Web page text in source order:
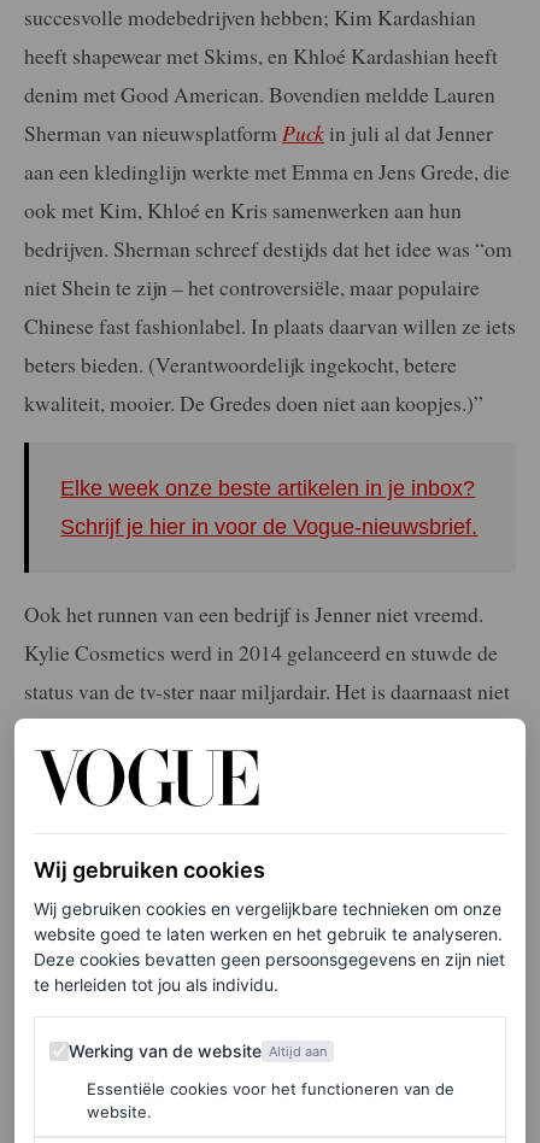
succesvolle modebedrijven hebben; Kim Kardashian
heeft shapewear met Skims, en Khloé Kardashian heeft
denim met Good American. Bovendien meldde Lauren
Sherman van nieuwsplatform Puck in juli al dat Jenner
aan een kledinglijn werkte met Emma en Jens Grede, die
ook met Kim, Khloé en Kris samenwerken aan hun
bedrijven. Sherman schreef destijds dat het idee was “om
niet Shein te zijn – het controversiële, maar populaire
Chinese fast fashionlabel. In plaats daarvan willen ze iets
beters bieden. (Verantwoordelijk ingekocht, betere
kwaliteit, mooier. De Gredes doen niet aan koopjes.)”
Elke week onze beste artikelen in je inbox?
Schrijf je hier in voor de Vogue-nieuwsbrief.
Ook het runnen van een bedrijf is Jenner niet vreemd.
Kylie Cosmetics werd in 2014 gelanceerd en stuwde de
status van de tv-ster naar miljardair. Het is daarnaast niet
zus Kendall Jenner hun tienervriendelijke label Kendall
and Kylie, dat tegenwoordig een submerk van PacSun is
Khy
Op basis van de eerste indrukken lijkt het erop dat Khy
doen denken aan de kleding van Balenciaga of Bottega
Veneta. Toch is het nog te vroeg om op basis van één jas
Wij gebruiken cookies
Wij gebruiken cookies en vergelijkbare technieken om onze
website goed te laten werken en het gebruik te analyseren.
Deze cookies bevatten geen persoonsgegevens en zijn niet
te herleiden tot jou als individu.
Werking van de website
Werking van de website Altijd aan
Essentiële cookies voor het functioneren van de
website.